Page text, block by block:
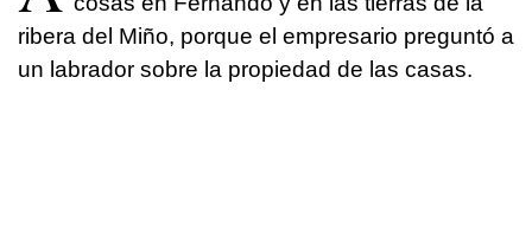
ribera del Miño, porque el empresario preguntó a
un labrador sobre la propiedad de las casas.